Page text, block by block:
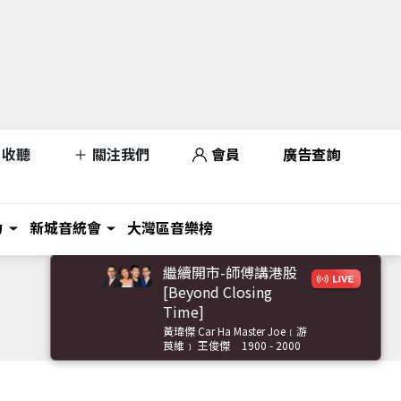
收聽 關注我們 會員 廣告查詢
新城音統會 大灣區音樂榜
繼續開市-師傅講港股
[Beyond Closing
Time]
黃瑋傑 Car Ha Master Joe﹝游
莨維﹞ 王俊傑
1900 - 2000